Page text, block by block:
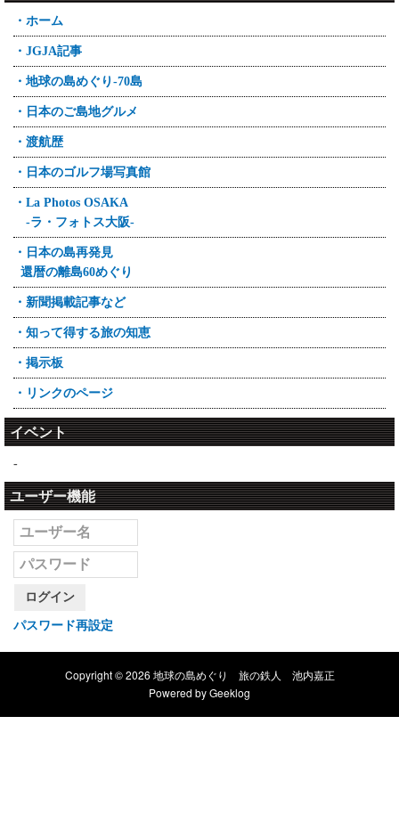
・ホーム
・JGJA記事
・地球の島めぐり-70島
・日本のご島地グルメ
・渡航歴
・日本のゴルフ場写真館
・La Photos OSAKA
-ラ・フォトス大阪-
・日本の島再発見
還暦の離島60めぐり
・新聞掲載記事など
・知って得する旅の知恵
・掲示板
・リンクのページ
イベント
-
ユーザー機能
ログイン
パスワード再設定
Copyright © 2026 地球の島めぐり 旅の鉄人 池内嘉正
Powered byGeeklog